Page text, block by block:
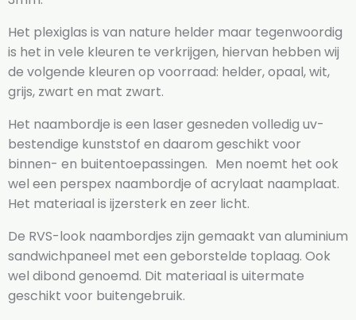
Het plexiglas is van nature helder maar tegenwoordig
is het in vele kleuren te verkrijgen, hiervan hebben wij
de volgende kleuren op voorraad: helder, opaal, wit,
grijs, zwart en mat zwart.
Het naambordje is een laser gesneden volledig uv-
bestendige kunststof en daarom geschikt voor
binnen- en buitentoepassingen. Men noemt het ook
wel een perspex naambordje of acrylaat naamplaat.
Het materiaal is ijzersterk en zeer licht.
De RVS-look naambordjes zijn gemaakt van aluminium
sandwichpaneel met een geborstelde toplaag. Ook
wel dibond genoemd. Dit materiaal is uitermate
geschikt voor buitengebruik.